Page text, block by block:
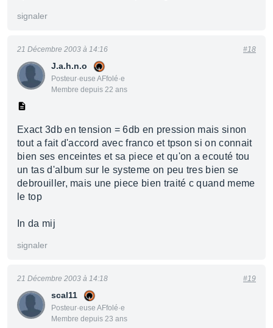
signaler
J.a.h.n.o
Posteur·euse AFfolé·e
Membre depuis 22 ans
21 Décembre 2003 à 14:16 #18
Exact 3db en tension = 6db en pression mais sinon
tout a fait d'accord avec franco et tpson si on connait
bien ses enceintes et sa piece et qu'on a ecouté tou
un tas d'album sur le systeme on peu tres bien se
debrouiller, mais une piece bien traité c quand meme
le top
In da mij
signaler
scal11
Posteur·euse AFfolé·e
Membre depuis 23 ans
21 Décembre 2003 à 14:18 #19